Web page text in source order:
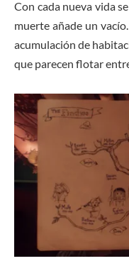
Con cada nueva vida
muerte añade un
acumulación de
que parecen flotar